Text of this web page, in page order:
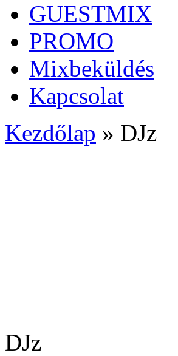
GUESTMIX
PROMO
Mixbeküldés
Kapcsolat
Kezdőlap » DJz
DJz